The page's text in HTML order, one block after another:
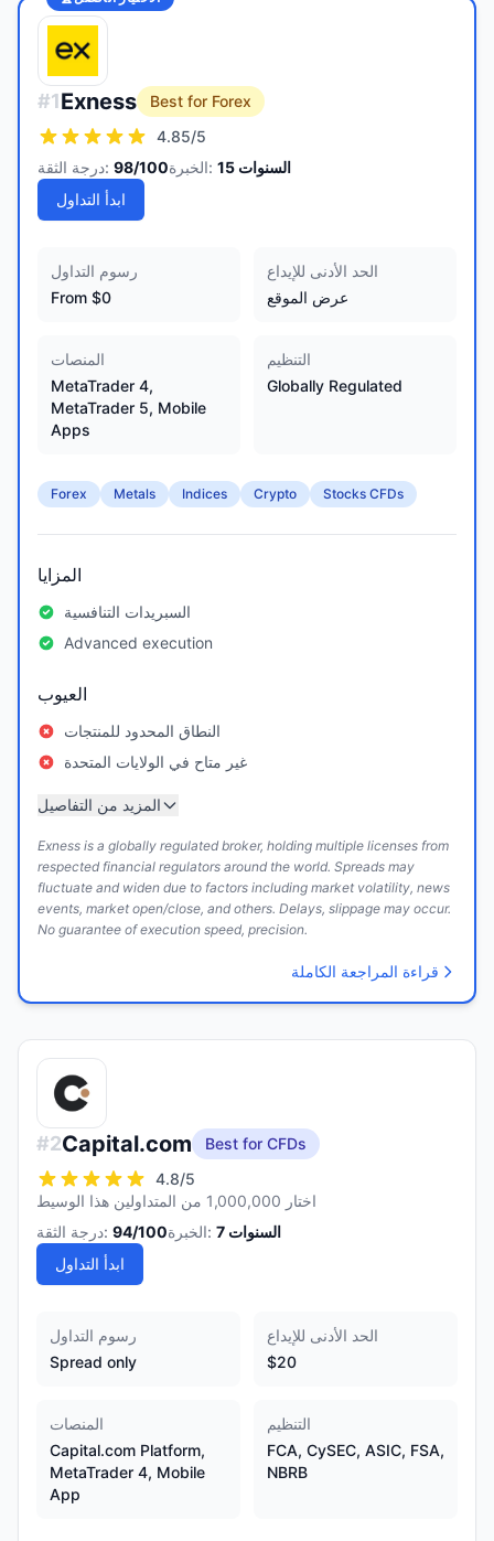
#1Exness
Best for Forex
4.85/5
درجة الثقة: 98/100 الخبرة: 15 السنوات
ابدأ التداول
رسوم التداول
From $0
الحد الأدنى للإيداع
عرض الموقع
المنصات
MetaTrader 4,
MetaTrader 5, Mobile
Apps
التنظيم
Globally Regulated
Forex Metals Indices Crypto Stocks CFDs
المزايا
السبريدات التنافسية
Advanced execution
العيوب
النطاق المحدود للمنتجات
غير متاح في الولايات المتحدة
المزيد من التفاصيل
Exness is a globally regulated broker, holding multiple licenses from
respected financial regulators around the world. Spreads may
fluctuate and widen due to factors including market volatility, news
events, market open/close, and others. Delays, slippage may occur.
No guarantee of execution speed, precision.
قراءة المراجعة الكاملة
#2Capital.com
Best for CFDs
4.8/5
اختار 1,000,000 من المتداولين هذا الوسيط
درجة الثقة: 94/100 الخبرة: 7 السنوات
ابدأ التداول
رسوم التداول
Spread only
الحد الأدنى للإيداع
$20
المنصات
Capital.com Platform,
MetaTrader 4, Mobile
App
التنظيم
FCA, CySEC, ASIC, FSA,
NBRB